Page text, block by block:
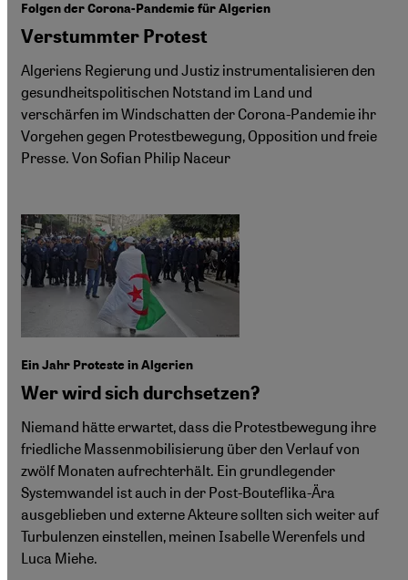
Folgen der Corona-Pandemie für Algerien
Verstummter Protest
Algeriens Regierung und Justiz instrumentalisieren den
gesundheitspolitischen Notstand im Land und
verschärfen im Windschatten der Corona-Pandemie ihr
Vorgehen gegen Protestbewegung, Opposition und freie
Presse. Von Sofian Philip Naceur
Ein Jahr Proteste in Algerien
Wer wird sich durchsetzen?
Niemand hätte erwartet, dass die Protestbewegung ihre
friedliche Massenmobilisierung über den Verlauf von
zwölf Monaten aufrechterhält. Ein grundlegender
Systemwandel ist auch in der Post-Bouteflika-Ära
ausgeblieben und externe Akteure sollten sich weiter auf
Turbulenzen einstellen, meinen Isabelle Werenfels und
Luca Miehe.